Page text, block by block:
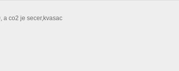
a co2 je secer,kvasac